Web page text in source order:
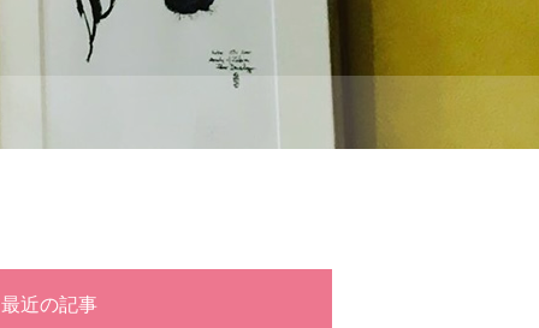
最近の記事